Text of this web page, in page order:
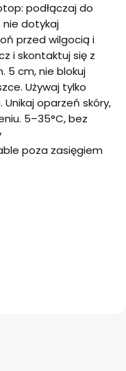
podłączaj do
nie dotykaj
przed wilgocią i
i skontaktuj się z
5 cm, nie blokuj
Używaj tylko
oparzeń skóry,
5–35°C, bez
poza zasięgiem